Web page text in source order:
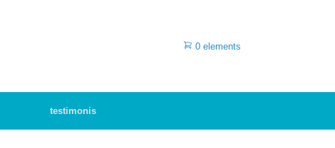
0 elements
testimonis